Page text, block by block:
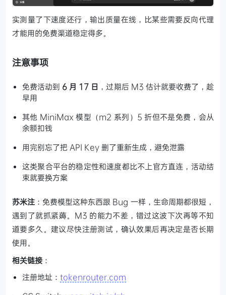
实测量了下速度还行，输出质量在线，比某些需要反向代理
才能用的免费渠道稳定得多。
注意事项
免费活动到 6 月 17 日 ，过期后 M3 估计就要收费了，趁
早用
其他 MiniMax 模型（m2 系列）5 折但不是免费，会从
余额扣钱
用完别忘了把 API Key 删了重新生成，避免泄露
这类聚合平台的稳定性和速度都比不上官方直连，活动结
束就要换方案
苏米注 ：免费模型这种东西跟 Bug 一样，生命周期都很短，
遇到了就抓紧薅。M3 的能力不差，错过这波下次再等不知
道要多久。建议尽快注册测试，确认效果后再决定是否长期
使用。
相关链接 ：
注册地址： tokenrouter.com